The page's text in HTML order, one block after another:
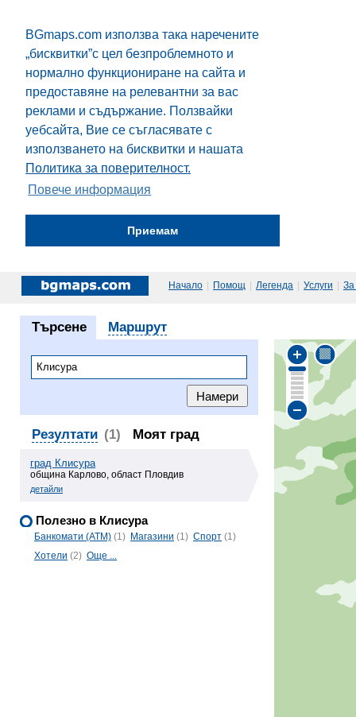
BGmaps.com използва така наречените
„бисквитки”с цел безпроблемното и
нормално функциониране на сайта и
предоставяне на релевантни за вас
реклами и съдържание. Ползвайки
уебсайта, Вие се съгласявате с
използването на бисквитки и нашата
Политика за поверителност.
Повече информация
Приемам
Начало | Помощ | Легенда | Услуги | За
Търсене Маршрут
Резултати (1) Моят град
град Клисура
община Карлово, област Пловдив
детайли
Полезно в Клисура
Банкомати (ATM) (1) Магазини (1) Спорт (1)
Хотели (2) Още ...